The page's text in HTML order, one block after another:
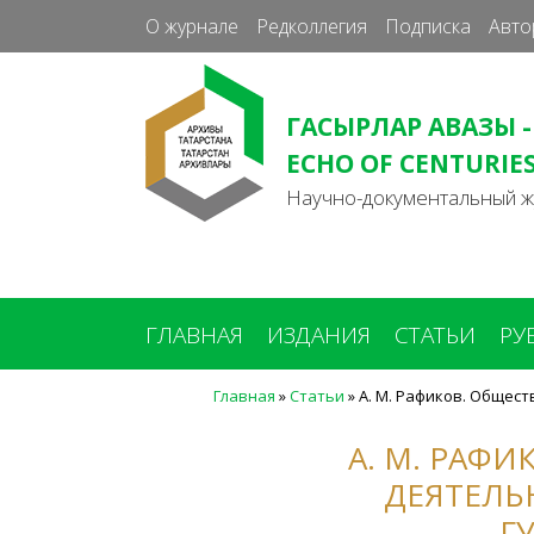
О журнале Редколлегия Подписка
ГАСЫРЛАР АВАЗЫ
ECHO OF
Научно-документальный
ГЛАВНАЯ ИЗДАНИЯ СТАТЬИ
Главная »Статьи »А. М. Рафиков.
А. М.